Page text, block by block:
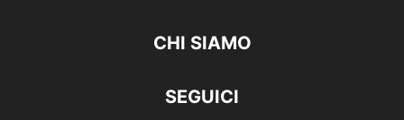
CHI SIAMO
SEGUICI